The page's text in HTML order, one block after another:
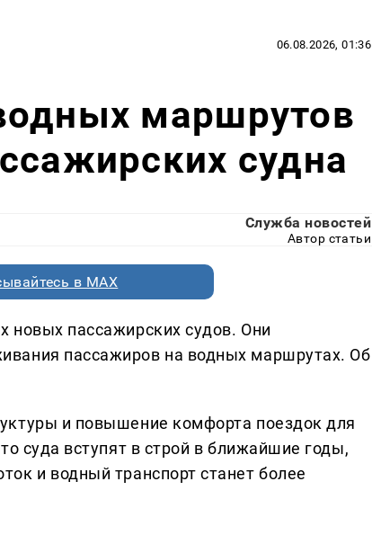
06.08.2026, 01:36
маршрутов
судна
Служба новостей
Автор статьи
в MAX
новых пассажирских судов. Они
пассажиров на водных маршрутах. Об
и повышение комфорта поездок для
суда вступят в строй в ближайшие годы,
и водный транспорт станет более